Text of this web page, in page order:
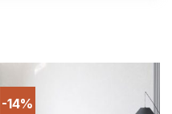
-14%